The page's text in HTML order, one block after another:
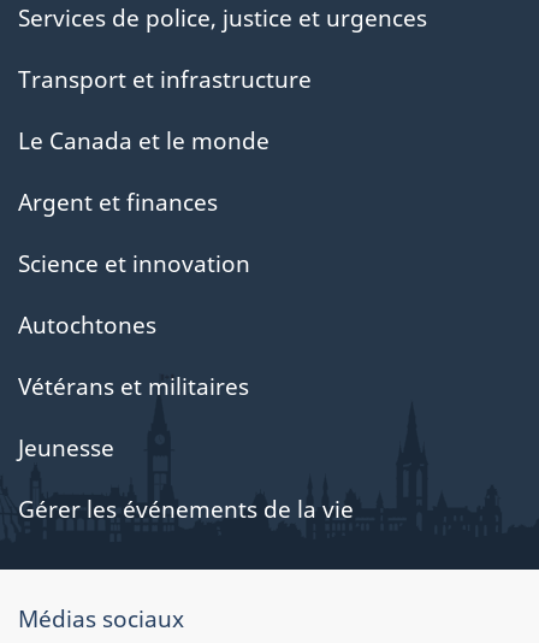
Services de police, justice et urgences
Transport et infrastructure
Le Canada et le monde
Argent et finances
Science et innovation
Autochtones
Vétérans et militaires
Jeunesse
Gérer les événements de la vie
Au
Médias sociaux